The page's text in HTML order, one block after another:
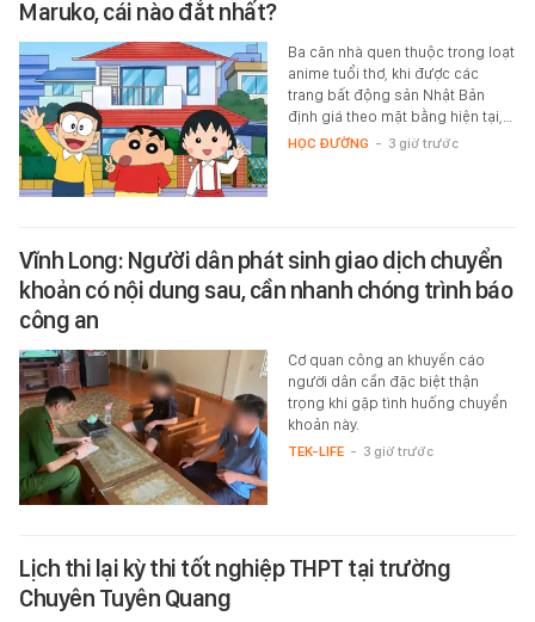
Maruko, cái nào đắt nhất?
Ba căn nhà quen thuộc trong loạt
anime tuổi thơ, khi được các
trang bất động sản Nhật Bản
định giá theo mặt bằng hiện tại,…
HỌC ĐƯỜNG - 3 giờ trước
Vĩnh Long: Người dân phát sinh giao dịch chuyển
khoản có nội dung sau, cần nhanh chóng trình báo
công an
Cơ quan công an khuyến cáo
người dân cần đặc biệt thận
trọng khi gặp tình huống chuyển
khoản này.
TEK-LIFE - 3 giờ trước
Lịch thi lại kỳ thi tốt nghiệp THPT tại trường
Chuyên Tuyên Quang